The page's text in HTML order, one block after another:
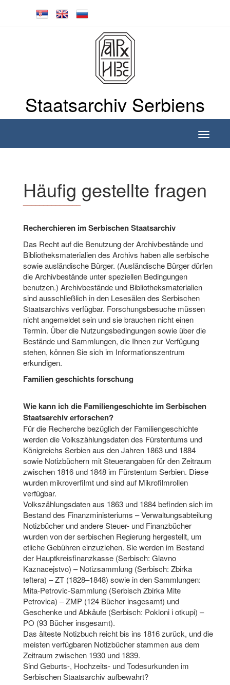
Staatsarchiv Serbiens
Toggle
Häufig gestellte fragen
______________
Recherchieren im Serbischen Staatsarchiv
Das Recht auf die Benutzung der Archivbestände und
Bibliotheksmaterialien des Archivs haben alle serbische
sowie ausländische Bürger. (Ausländische Bürger dürfen
die Archivbestände unter speziellen Bedingungen
benutzen.) Archivbestände und Bibliotheksmaterialien
sind ausschließlich in den Lesesälen des Serbischen
Staatsarchivs verfügbar. Forschungsbesuche müssen
nicht angemeldet sein und sie brauchen nicht einen
Termin. Über die Nutzungsbedingungen sowie über die
Bestände und Sammlungen, die Ihnen zur Verfügung
stehen, können Sie sich im Informationszentrum
erkundigen.
Familien geschichts forschung
Wie kann ich die Familiengeschichte im Serbischen
Staatsarchiv erforschen?
Für die Recherche bezüglich der Familiengeschichte
werden die Volkszählungsdaten des Fürstentums und
Königreichs Serbien aus den Jahren 1863 und 1884
sowie Notizbüchern mit Steuerangaben für den Zeitraum
zwischen 1816 und 1848 im Fürstentum Serbien. Diese
wurden mikroverfilmt und sind auf Mikrofilmrollen
verfügbar.
Volkszählungsdaten aus 1863 und 1884 befinden sich im
Bestand des Finanzministeriums – Verwaltungsabteilung
Notizbücher und andere Steuer- und Finanzbücher
wurden von der serbischen Regierung hergestellt, um
etliche Gebühren einzuziehen. Sie werden im Bestand
der Hauptkreisfinanzkasse (Serbisch: Glavno
Kaznacejstvo) – Notizsammlung (Serbisch: Zbirka
teftera) – ZT (1828–1848) sowie in den Sammlungen:
Mita-Petrovic-Sammlung (Serbisch Zbirka Mite
Petrovica) – ZMP (124 Bücher insgesamt) und
Geschenke und Abkäufe (Serbisch: Pokloni i otkupi) –
PO (93 Bücher insgesamt).
Das älteste Notizbuch reicht bis ins 1816 zurück, und die
meisten verfügbaren Notizbücher stammen aus dem
Zeitraum zwischen 1930 und 1839.
Sind Geburts-, Hochzeits- und Todesurkunden im
Serbischen Staatsarchiv aufbewahrt?